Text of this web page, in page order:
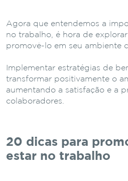
Agora que entendemos a
no trabalho, é hora de
promovê-lo em seu ambiente
Implementar estratégias de
transformar positivamente o
aumentando a satisfação e a
colaboradores.
20 dicas para
estar no trabalho